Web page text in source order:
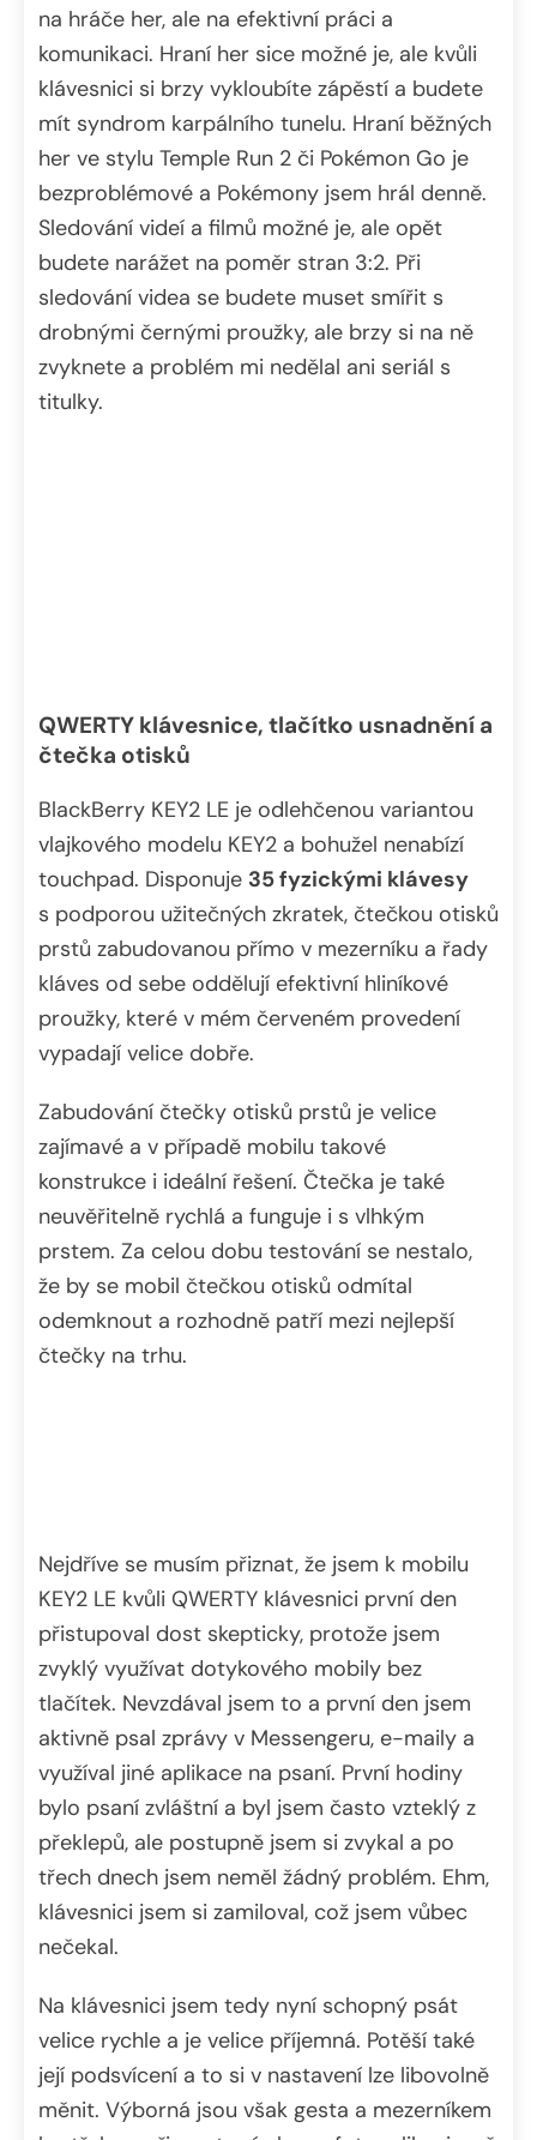
na hráče her, ale na efektivní práci a
komunikaci. Hraní her sice možné je, ale kvůli
klávesnici si brzy vykloubíte zápěstí a budete
mít syndrom karpálního tunelu. Hraní běžných
her ve stylu Temple Run 2 či Pokémon Go je
bezproblémové a Pokémony jsem hrál denně.
Sledování videí a filmů možné je, ale opět
budete narážet na poměr stran 3:2. Při
sledování videa se budete muset smířit s
drobnými černými proužky, ale brzy si na ně
zvyknete a problém mi nedělal ani seriál s
titulky.
QWERTY klávesnice, tlačítko usnadnění a
čtečka otisků
BlackBerry KEY2 LE je odlehčenou variantou
vlajkového modelu KEY2 a bohužel nenabízí
touchpad. Disponuje 35 fyzickými klávesy
s podporou užitečných zkratek, čtečkou otisků
prstů zabudovanou přímo v mezerníku a řady
kláves od sebe oddělují efektivní hliníkové
proužky, které v mém červeném provedení
vypadají velice dobře.
Zabudování čtečky otisků prstů je velice
zajímavé a v případě mobilu takové
konstrukce i ideální řešení. Čtečka je také
neuvěřitelně rychlá a funguje i s vlhkým
prstem. Za celou dobu testování se nestalo,
že by se mobil čtečkou otisků odmítal
odemknout a rozhodně patří mezi nejlepší
čtečky na trhu.
Nejdříve se musím přiznat, že jsem k mobilu
KEY2 LE kvůli QWERTY klávesnici první den
přistupoval dost skepticky, protože jsem
zvyklý využívat dotykového mobily bez
tlačítek. Nevzdával jsem to a první den jsem
aktivně psal zprávy v Messengeru, e-maily a
využíval jiné aplikace na psaní. První hodiny
bylo psaní zvláštní a byl jsem často vzteklý z
překlepů, ale postupně jsem si zvykal a po
třech dnech jsem neměl žádný problém. Ehm,
klávesnici jsem si zamiloval, což jsem vůbec
nečekal.
Na klávesnici jsem tedy nyní schopný psát
velice rychle a je velice příjemná. Potěší také
její podsvícení a to si v nastavení lze libovolně
měnit. Výborná jsou však gesta a mezerníkem